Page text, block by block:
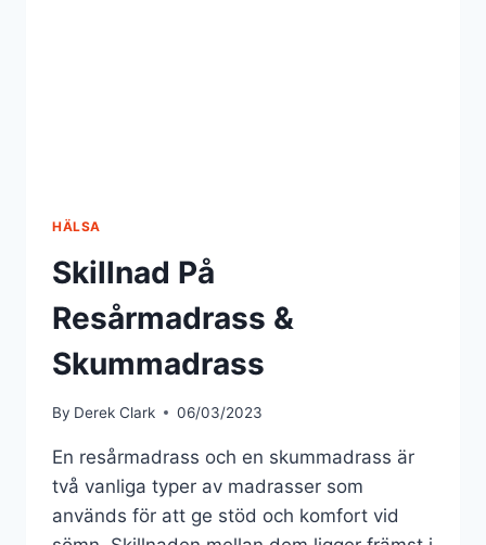
HÄLSA
Skillnad På
Resårmadrass &
Skummadrass
By Derek Clark 06/03/2023
En resårmadrass och en skummadrass är
två vanliga typer av madrasser som
används för att ge stöd och komfort vid